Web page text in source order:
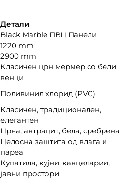
Детали
Black Marble ПВЦ Панели
1220 mm
2900 mm
Класичен црн мермер со бели
венци
Поливинил хлорид (PVC)
Класичен, традиционален,
елегантен
Црна, антрацит, бела, сребрена
Целосна заштита од влага и
пареа
Купатила, кујни, канцеларии,
јавни простори